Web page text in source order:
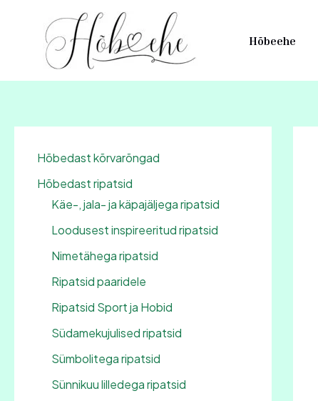
Hõbeehe
Hõbedast kõrvarõngad
Hõbedast ripatsid
Käe-, jala- ja käpajäljega ripatsid
Loodusest inspireeritud ripatsid
Nimetähega ripatsid
Ripatsid paaridele
Ripatsid Sport ja Hobid
Südamekujulised ripatsid
Sümbolitega ripatsid
Sünnikuu lilledega ripatsid